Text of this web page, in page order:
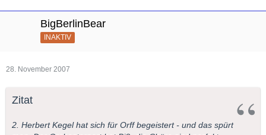
BigBerlinBear
INAKTIV
28. November 2007
Zitat
2. Herbert Kegel hat sich für Orff begeistert - und das spürt